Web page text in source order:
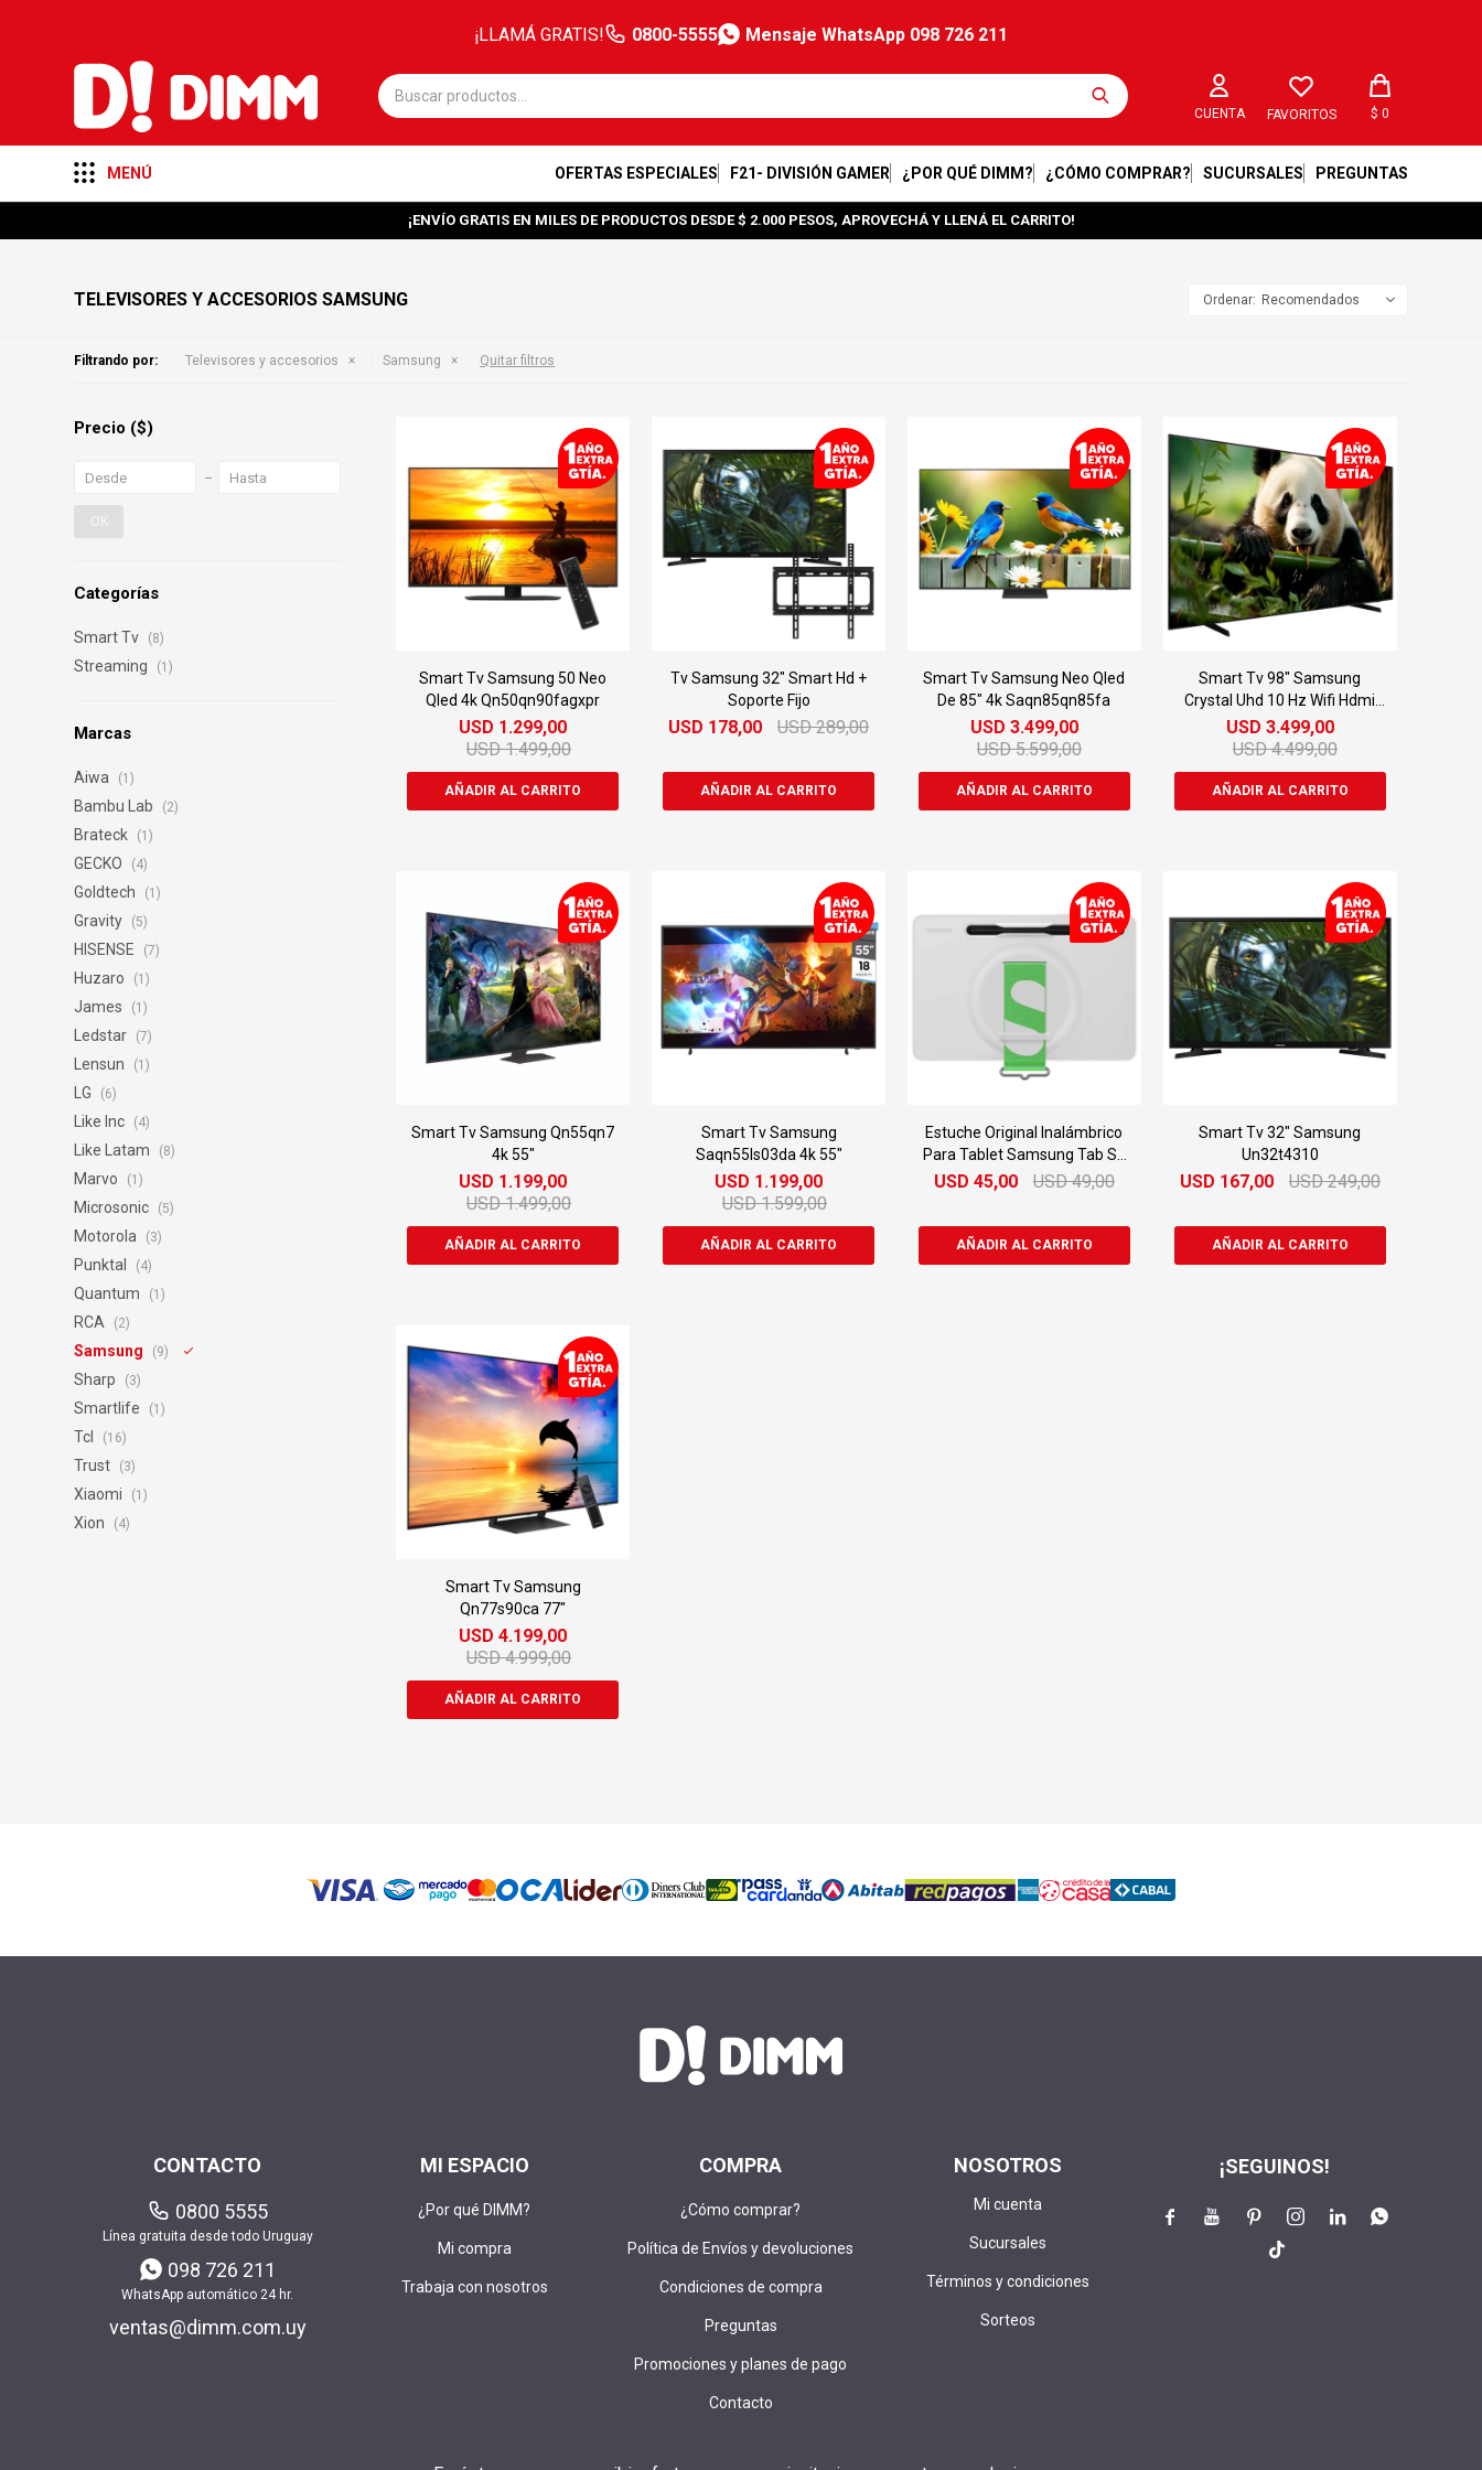
¡LLAMÁ GRATIS! 0800-5555 Mensaje WhatsApp 098 726 211
MENÚ OFERTAS ESPECIALES F21- DIVISIÓN GAMER ¿POR QUÉ DIMM? ¿CÓMO COMPRAR? SUCURSALES PREGUNTAS
FAVORITOS $ 0
¡ENVÍO GRATIS EN MILES DE PRODUCTOS DESDE $ 2.000 PESOS, APROVECHÁ Y LLENÁ EL CARRITO!
TELEVISORES Y ACCESORIOS SAMSUNG Recomendados
Filtrando por: Televisores y accesorios Samsung Quitar filtros
Categorías
Smart Tv (8)
Streaming (1)
Marcas
Aiwa (1)
Bambu Lab (2)
Brateck (1)
GECKO (4)
Goldtech (1)
Gravity (5)
HISENSE (7)
Huzaro (1)
James (1)
Ledstar (7)
Lensun (1)
LG (6)
Like Inc (4)
Like Latam (8)
Marvo (1)
Microsonic (5)
Motorola (3)
Punktal (4)
Quantum (1)
RCA (2)
Samsung (9)
Sharp (3)
Smartlife (1)
Tcl (16)
Trust (3)
Xiaomi (1)
Xion (4)
Precio ($)
OK
Smart Tv Samsung 50 Neo
Qled 4k Qn50qn90fagxpr
USD 1.299,00
USD 1.499,00
Tv Samsung 32" Smart Hd +
Soporte Fijo
USD 178,00 USD 289,00
Smart Tv Samsung Neo Qled
De 85" 4k Saqn85qn85fa
USD 3.499,00
USD 5.599,00
Smart Tv 98" Samsung
Crystal Uhd 10 Hz Wifi Hdmi
Tizen
USD 3.499,00
USD 4.499,00
Smart Tv Samsung Qn55qn7
4k 55"
USD 1.199,00
USD 1.499,00
Smart Tv Samsung
Saqn55ls03da 4k 55"
USD 1.199,00
USD 1.599,00
Estuche Original Inalámbrico
Para Tablet Samsung Tab S8
Y S7 Con Strap Cover
USD 45,00 USD 49,00
Smart Tv 32" Samsung
Un32t4310
USD 167,00 USD 249,00
Smart Tv Samsung
Qn77s90ca 77"
USD 4.199,00
USD 4.999,00
MI ESPACIO
¿Por qué DIMM?
Mi compra
Trabaja con nosotros
COMPRA
¿Cómo comprar?
Política de Envíos y devoluciones
Condiciones de compra
Preguntas
Promociones y planes de pago
Contacto
NOSOTROS
Mi cuenta
Sucursales
Términos y condiciones
Sorteos
CONTACTO
0800 5555
Línea gratuita desde todo Uruguay
098 726 211
WhatsApp automático 24 hr.
ventas@dimm.com.uy
¡SEGUINOS!
    

